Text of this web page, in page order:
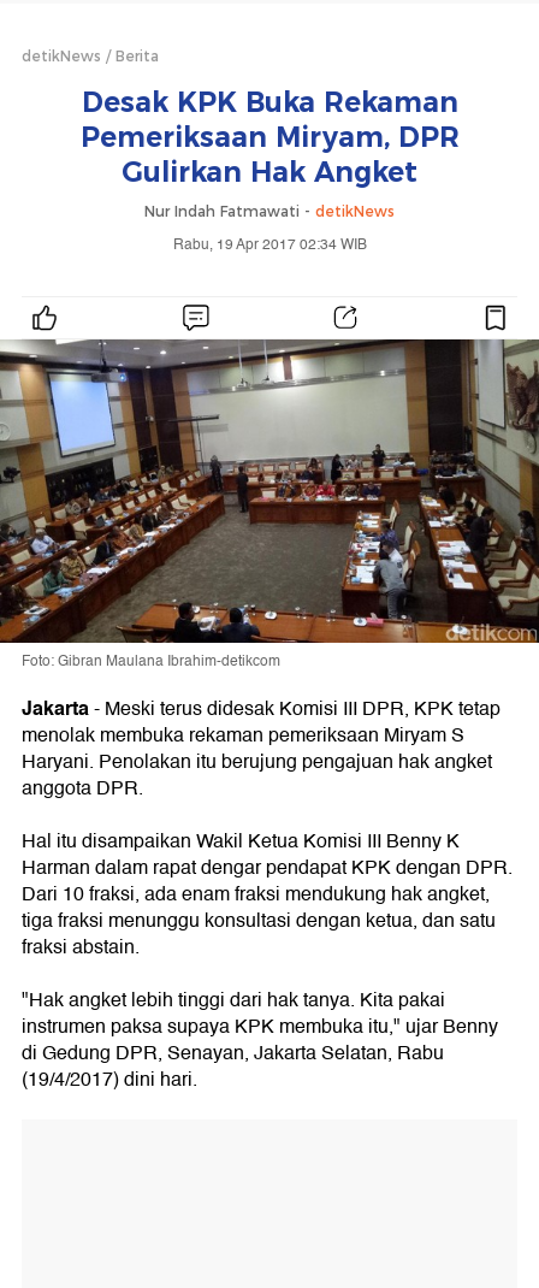
detikNews Berita
Desak KPK Buka Rekaman
Pemeriksaan Miryam, DPR
Gulirkan Hak Angket
Nur Indah Fatmawati - detikNews
Rabu, 19 Apr 2017 02:34 WIB
Foto: Gibran Maulana Ibrahim-detikcom
Jakarta-Meski terus didesak Komisi III DPR, KPK tetap
menolak membuka rekaman pemeriksaan Miryam S
Haryani. Penolakan itu berujung pengajuan hak angket
anggota DPR.
Hal itu disampaikan Wakil Ketua Komisi III Benny K
Harman dalam rapat dengar pendapat KPK dengan DPR.
Dari 10 fraksi, ada enam fraksi mendukung hak angket,
tiga fraksi menunggu konsultasi dengan ketua, dan satu
fraksi abstain.
"Hak angket lebih tinggi dari hak tanya. Kita pakai
instrumen paksa supaya KPK membuka itu," ujar Benny
di Gedung DPR, Senayan, Jakarta Selatan, Rabu
(19/4/2017) dini hari.